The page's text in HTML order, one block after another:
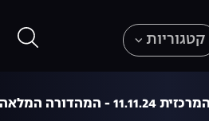
קטגוריות
- המהדורה המלאה